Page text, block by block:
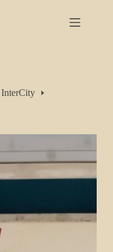
InterCity